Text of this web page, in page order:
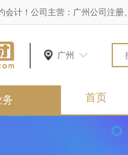
会计！公司主营：广州公司注册
广州
首页